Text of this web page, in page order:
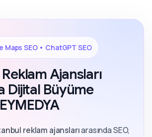
Maps SEO • ChatGPT SEO
Ajansları
Dijital Büyüme
reklam ajanslarıarasında SEO,